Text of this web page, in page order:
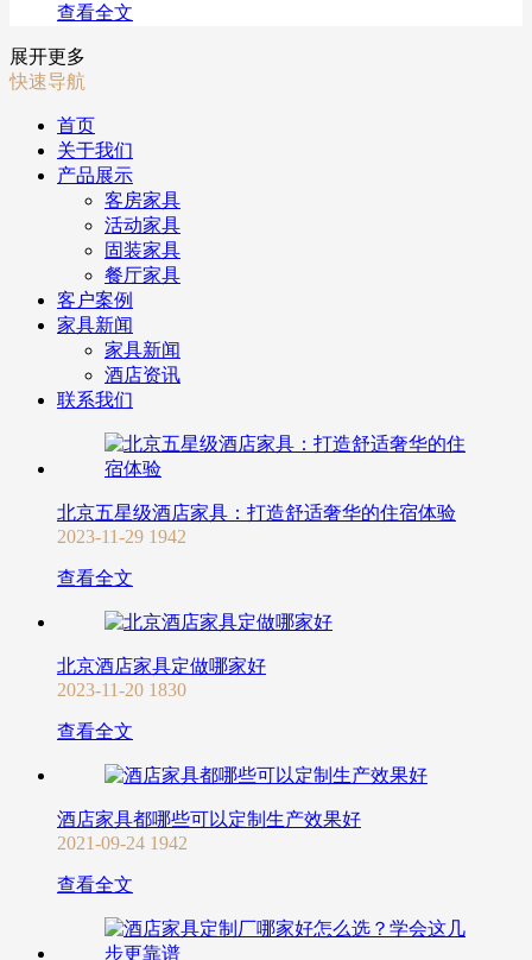
查看全文
展开更多
快速导航
首页
关于我们
产品展示
客房家具
活动家具
固装家具
餐厅家具
客户案例
家具新闻
家具新闻
酒店资讯
联系我们
北京五星级酒店家具：打造舒适奢华的住宿体验
2023-11-29 1942
查看全文
北京酒店家具定做哪家好
2023-11-20 1830
查看全文
酒店家具都哪些可以定制生产效果好
2021-09-24 1942
查看全文